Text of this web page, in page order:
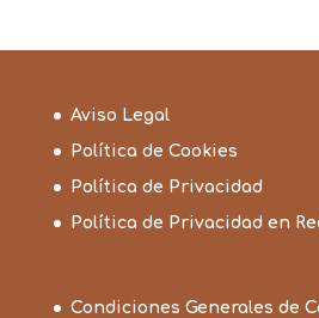
Aviso Legal
Política de Cookies
Política de Privacidad
Política de Privacidad en
Condiciones Generales de